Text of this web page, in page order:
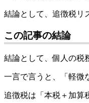
結論として、追徴税リ
この記事の結論
結論として、個人の税
一言で言うと、「軽微
追徴税は「本税＋加算